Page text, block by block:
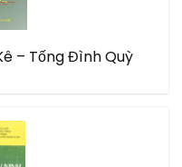
– Tống Đình Quỳ